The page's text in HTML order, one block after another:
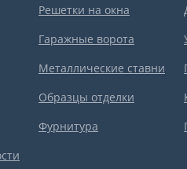
Решетки на окна
Гаражные ворота
Металлические ставни
Образцы отделки
Фурнитура